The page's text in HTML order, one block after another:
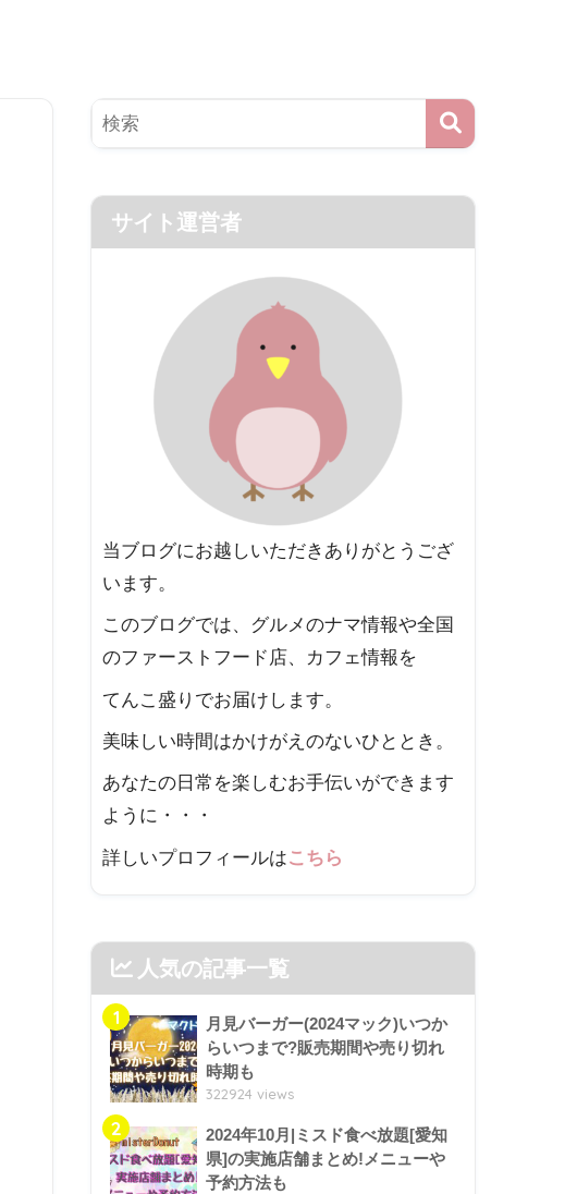
サイト運営者
当ブログにお越しいただきありがとうござ
います。
このブログでは、グルメのナマ情報や全国
のファーストフード店、カフェ情報を
てんこ盛りでお届けします。
美味しい時間はかけがえのないひととき。
あなたの日常を楽しむお手伝いができます
ように・・・
詳しいプロフィールはこちら
人気の記事一覧
1
月見バーガー(2024マック)いつか
らいつまで?販売期間や売り切れ
時期も
322924 views
2
2024年10月|ミスド食べ放題[愛知
県]の実施店舗まとめ!メニューや
予約方法も